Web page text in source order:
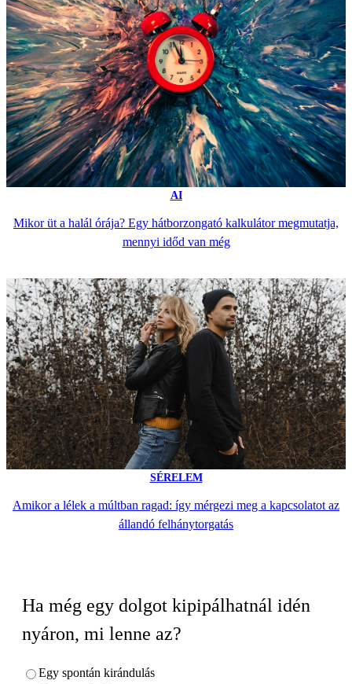
AI
Mikor üt a halál órája? Egy hátborzongató kalkulátor megmutatja,
mennyi időd van még
SÉRELEM
Amikor a lélek a múltban ragad: így mérgezi meg a kapcsolatot az
állandó felhánytorgatás
Ha még egy dolgot kipipálhatnál idén
nyáron, mi lenne az?
Egy spontán kirándulás